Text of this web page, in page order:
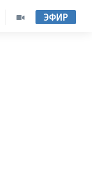
ЭФИР